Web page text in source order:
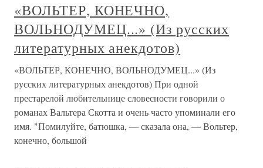
«ВОЛЬТЕР, КОНЕЧНО,
ВОЛЬНОДУМЕЦ...» (Из русских
литературных анекдотов)
«ВОЛЬТЕР, КОНЕЧНО, ВОЛЬНОДУМЕЦ...» (Из
русских литературных анекдотов) При одной
престарелой любительнице словесности говорили о
романах Вальтера Скотта и очень часто упоминали его
имя. "Помилуйте, батюшка, — сказала она, — Вольтер,
конечно, большой